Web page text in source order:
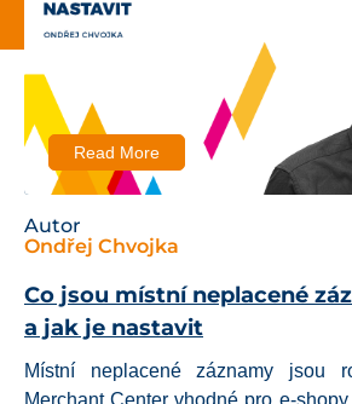
7 mins
neplacené záznamy
záznamy jsou rozšíření v
vhodné pro e-shopy, které mají